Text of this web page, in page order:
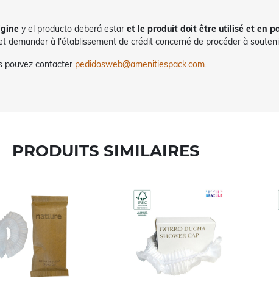
y el producto deberá estar et le produit doit être utilisé et en
demander à l'établissement de crédit concerné de procéder à
pouvez contacter pedidosweb@amenitiespack.com.
PRODUITS SIMILAIRES